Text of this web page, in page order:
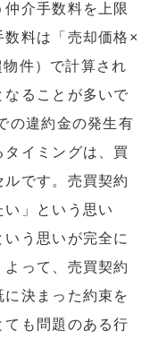
介手数料を上限
数料は「売却価格×
件）で計算され
なることが多いで
違約金の発生有
イミングは、買
です。売買契約
」という思い
う思いが完全に
って、売買契約
決まった約束を
も問題のある行